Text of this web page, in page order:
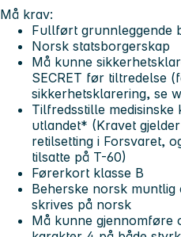
Må krav:
Fullført grunnleggende
Norsk statsborgerskap
Må kunne
SECRET før tiltredelse
sikkerhetsklarering, se
Tilfredsstille
utlandet* (Kravet
retilsetting i Forsvaret,
tilsatte på T-60)
Førerkort klasse B
Beherske norsk
skrives på norsk
Må kunne gjennomføre